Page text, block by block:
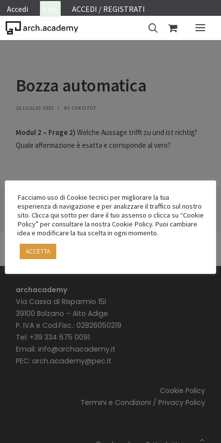
Accedi Live ACCEDI / REGISTRATI
WEBINAR
CONTATTI
ACCOUNT
Bozza automatica
26 LUGLIO 2025 | BY CHRISTOF
Modul 2 – Frage 2) Welche Aussage trifft zu und ist richtig?
Quale affermazione è esatta e corrisponde al vero?
archacademy
Via Cassa di Risparmio 15I
39100 Bolzano – Alto Adige
P. IVA e Cod.Fisc.: 02826050219
Tel: +39 334 675 0091
Email: info@archacademy.it
PEC: arch.academy@pec.it
Cookie Policy
Termini e Condizioni / Privacy Policy
Facciamo uso di Cookie tecnici per migliorare la tua
esperienza di navigazione e per analizzare il traffico sul nostro
sito. Clicca qui sotto per dare il tuo assenso o clicca su “Cookie
Policy” per consultare la nostra Cookie Policy. Puoi cambiare
idea e modificare la tua scelta in ogni momento.
ACCETTA